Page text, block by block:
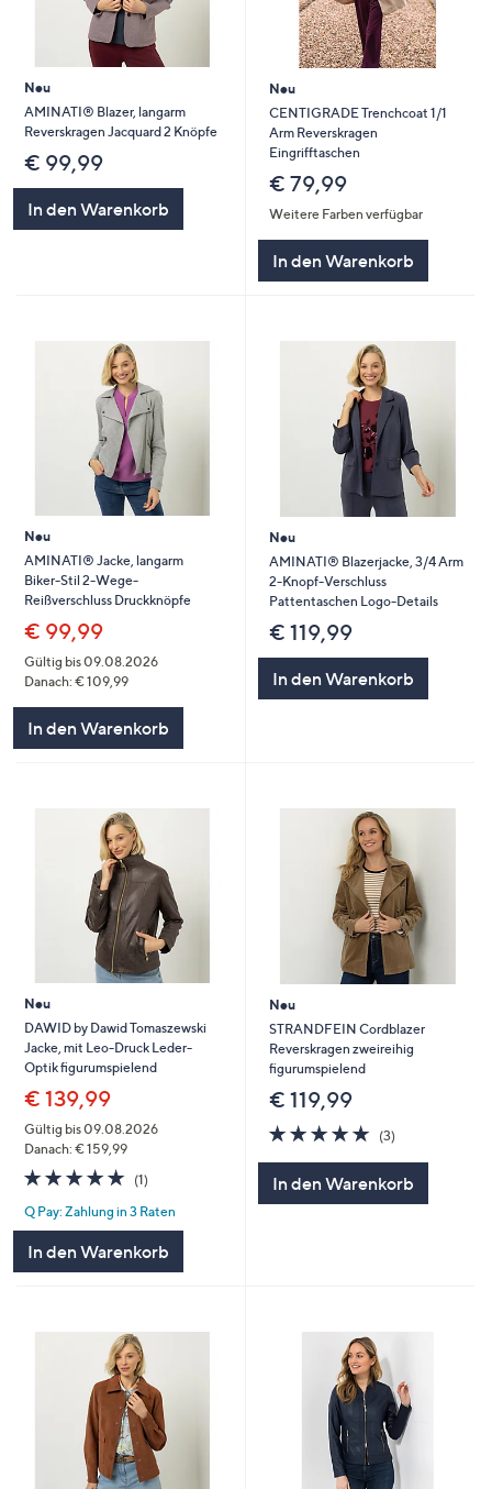
Neu
AMINATI® Blazer, langarm
Reverskragen Jacquard 2 Knöpfe
€ 99,99
In den Warenkorb
Neu
CENTIGRADE Trenchcoat 1/1
Arm Reverskragen
Eingrifftaschen
€ 79,99
Weitere Farben verfügbar
In den Warenkorb
Neu
AMINATI® Jacke, langarm
Biker-Stil 2-Wege-
Reißverschluss Druckknöpfe
€ 99,99
Gültig bis 09.08.2026
Danach: € 109,99
In den Warenkorb
Neu
AMINATI® Blazerjacke, 3/4 Arm
2-Knopf-Verschluss
Pattentaschen Logo-Details
€ 119,99
In den Warenkorb
Neu
DAWID by Dawid Tomaszewski
Jacke, mit Leo-Druck Leder-
Optik figurumspielend
€ 139,99
Gültig bis 09.08.2026
Danach: € 159,99
5.0
von
5
(1)
Q Pay: Zahlung in 3 Raten
In den Warenkorb
Neu
STRANDFEIN Cordblazer
Reverskragen zweireihig
figurumspielend
€ 119,99
4.7
von
(3)
In den Warenkorb